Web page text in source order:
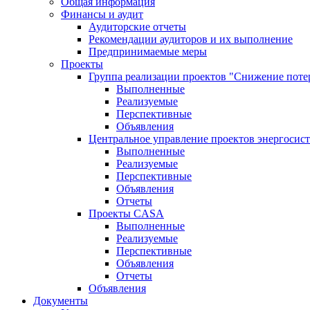
Финансы и аудит
Аудиторские отчеты
Рекомендации аудиторов и их выполнение
Предпринимаемые меры
Проекты
Группа реализации проектов "Снижение
Выполненные
Реализуемые
Перспективные
Объявления
Центральное управление проектов
Выполненные
Реализуемые
Перспективные
Объявления
Отчеты
Проекты CASA
Выполненные
Реализуемые
Перспективные
Объявления
Отчеты
Объявления
Документы